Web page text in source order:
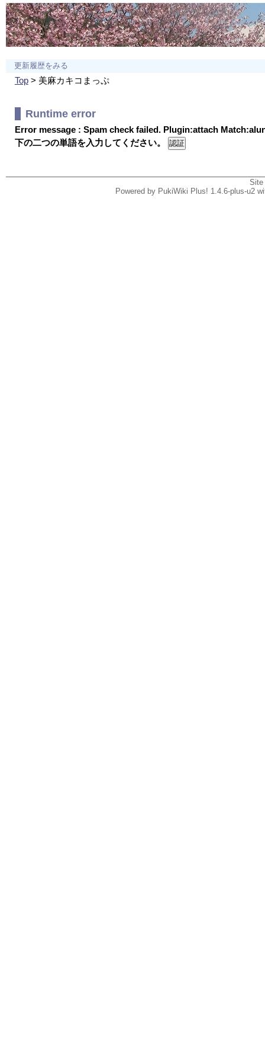
更新履歴をみる
Top> 美麻カキコまっぷ
Runtime error
Error message : Spam check failed. Plugin:attach
下の二つの単語を入力してください。
Powered by PukiWiki Plus! 1.4.6-plus-u2